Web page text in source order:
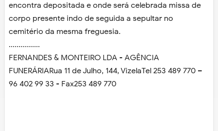
encontra depositada e onde será celebrada missa de
corpo presente indo de seguida a sepultar no
cemitério da mesma freguesia.
................
FERNANDES & MONTEIRO LDA - AGÊNCIA
FUNERÁRIARua 11 de Julho, 144, VizelaTel 253 489 770 –
96 402 99 33 - Fax253 489 770